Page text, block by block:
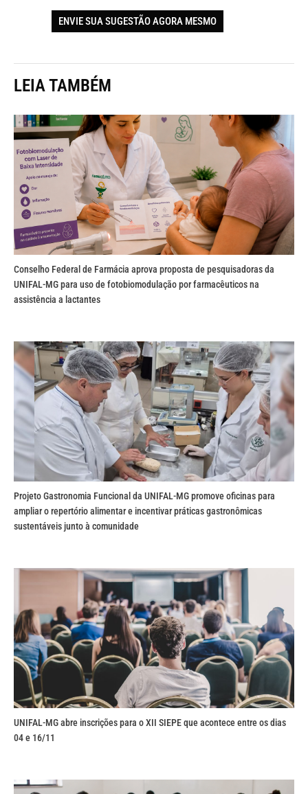
ENVIE SUA SUGESTÃO AGORA MESMO
LEIA TAMBÉM
Conselho Federal de Farmácia aprova proposta de pesquisadoras da
UNIFAL-MG para uso de fotobiomodulação por farmacêuticos na
assistência a lactantes
Projeto Gastronomia Funcional da UNIFAL-MG promove oficinas para
ampliar o repertório alimentar e incentivar práticas gastronômicas
sustentáveis junto à comunidade
UNIFAL-MG abre inscrições para o XII SIEPE que acontece entre os dias
04 e 16/11